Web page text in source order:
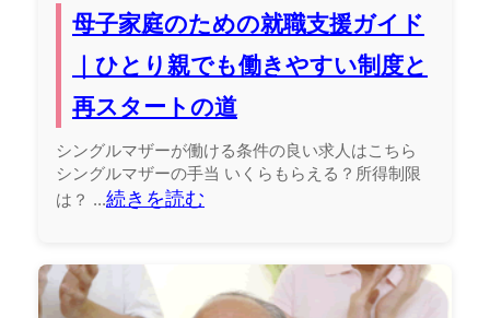
母子家庭のための就職支援ガイド
｜ひとり親でも働きやすい制度と
再スタートの道
シングルマザーが働ける条件の良い求人はこちら
シングルマザーの手当 いくらもらえる？所得制限
は？ ...続きを読む